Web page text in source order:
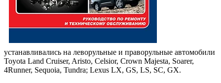
устанавливались на леворульные и праворульные автомобили
Toyota Land Cruiser, Aristo, Celsior, Crown Majesta, Soarer,
4Runner, Sequoia, Tundra; Lexus LX, GS, LS, SC, GX.